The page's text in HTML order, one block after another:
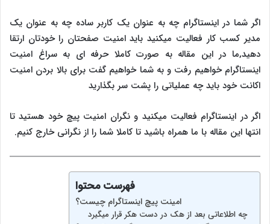
اگر شما در اینستاگرام چه به عنوان یک کاربر ساده چه به عنوان یک
مدیر کسب کار فعالیت میکنید باید امنیت صفحتان را خودتان ارتقا
دهید,ما در این مقاله به صورت کاملا حرفه ای به سراغ امنیت
اینستاگرام خواهیم رفت و به شما خواهیم گفت برای بالا بردن امنیت
اکانت خود باید چه عملیاتی را پشت سر بگذارید
اگر در اینستاگرام فعالیت میکنید و نگران امنیت پیچ خود هستید تا
انتها این مقاله با ما همراه باشید تا کاملا شما را از نگرانی خارج کنیم.
فهرست محتوا
امینت پیچ اینستاگرام چیست؟
چه اطلاعاتی بعد از هک در دست هکر قرار میگیرد